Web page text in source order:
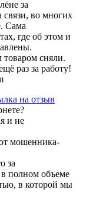
за
во многих
Сама
где об этом и
сняли.
раз за работу!
на отзыв
и не
мошенника-
за
полном объеме
в которой мы